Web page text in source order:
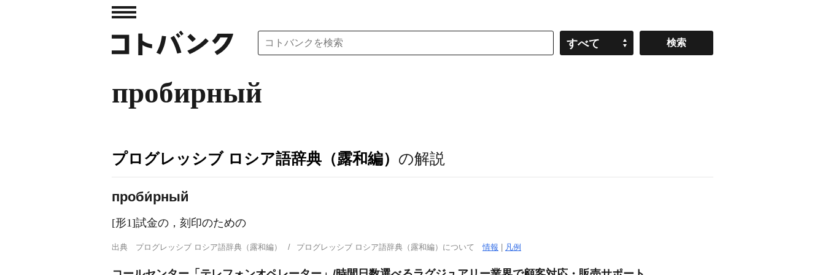
すべて
пробирный
プログレッシブ ロシア語辞典（露和編） の解説
проби́рный
[形1]試金の，刻印のための
出典 プログレッシブ ロシア語辞典（露和編） プログレッシブ ロシア語辞典（露和編）について情報 凡例